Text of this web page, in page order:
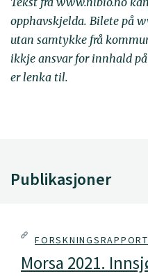
opphavskjelda. Bilete på
utan samtykke frå
ikkje ansvar for innhald
er lenka til.
Publikasjoner
Morsa 2021.